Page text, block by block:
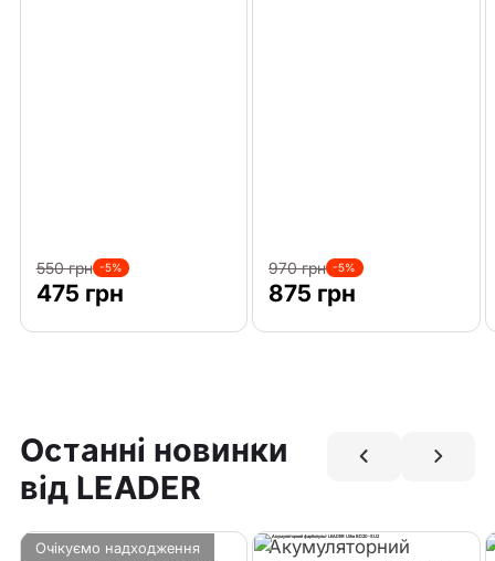
550 грн -5%
475 грн
970 грн -5%
875 грн
Останні новинки
від LEADER
Очікуємо надходження
Акумуляторний
Акумуляторний